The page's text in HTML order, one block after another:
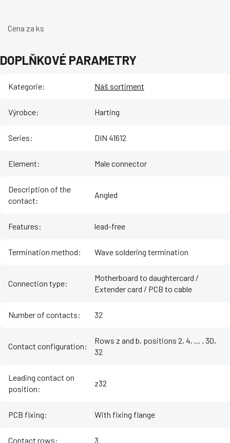
Cena za ks
DOPLŇKOVÉ PARAMETRY
Kategorie: Náš sortiment
Výrobce: Harting
Series: DIN 41612
Element: Male connector
Description of the
contact:
Angled
Features: lead-free
Termination method: Wave soldering termination
Connection type:
Motherboard to daughtercard /
Extender card / PCB to cable
Number of contacts: 32
Contact configuration:
Rows z and b, positions 2, 4, ... , 30,
32
Leading contact on
position:
z32
PCB fixing: With fixing flange
Contact rows: 3